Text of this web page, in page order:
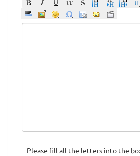
Please fill all the letters into the